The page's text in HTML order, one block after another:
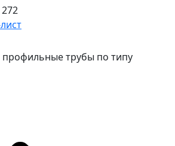
трубы по типу